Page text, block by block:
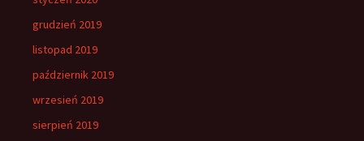
grudzień 2019
listopad 2019
październik 2019
wrzesień 2019
sierpień 2019